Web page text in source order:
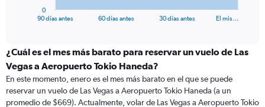
categories.
Range:
91
categories.
The
90 días antes 60 días antes 30 días antes El mis…
0
¿Cuál es el mes más barato para reservar un vuelo de Las
Vegas a Aeropuerto Tokio Haneda?
En este momento, enero es el mes más barato en el que se puede
reservar un vuelo de Las Vegas a Aeropuerto Tokio Haneda (a un
promedio de $669). Actualmente, volar de Las Vegas a Aeropuerto Tokio